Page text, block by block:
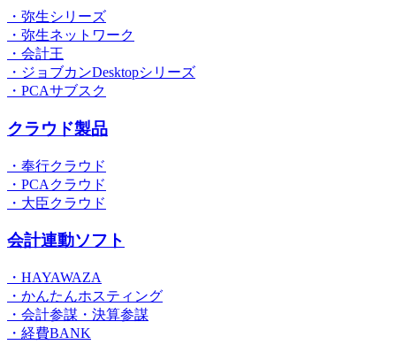
・弥生シリーズ
・弥生ネットワーク
・会計王
・ジョブカンDesktopシリーズ
・PCAサブスク
クラウド製品
・奉行クラウド
・PCAクラウド
・大臣クラウド
会計連動ソフト
・HAYAWAZA
・かんたんホスティング
・会計参謀・決算参謀
・経費BANK